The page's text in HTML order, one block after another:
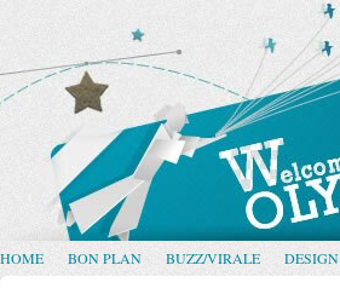
HOME BON PLAN BUZZ/VIRALE DESIGN